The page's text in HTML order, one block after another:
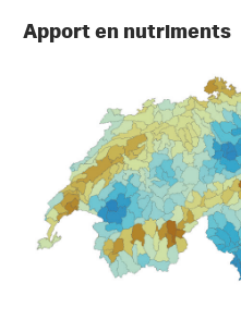
Apport en nutriments